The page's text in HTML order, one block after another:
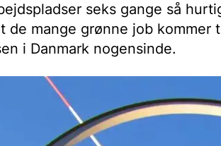
seks gange så
de mange grønne job
i Danmark nogensinde.